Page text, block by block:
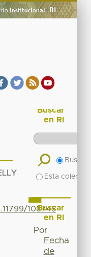
108743
Buscar
en RI
Buscar
Esta
Buscar
en RI
Por
Fecha
de